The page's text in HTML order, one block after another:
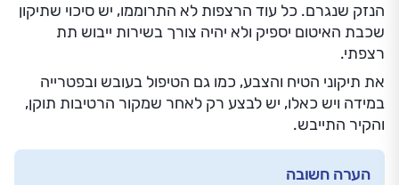
הנזק שנגרם. כל עוד הרצפות לא התרוממו, יש סיכוי שתיקון
שכבת האיטום יספיק ולא יהיה צורך בשירות ייבוש תת
רצפתי.
את תיקוני הטיח והצבע, כמו גם הטיפול בעובש ובפטרייה
במידה ויש כאלו, יש לבצע רק לאחר שמקור הרטיבות תוקן,
והקיר התייבש.
הערה חשובה